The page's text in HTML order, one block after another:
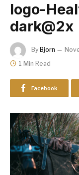
logo-
dark@2x
By Bjorn
1 Min Read
Facebook